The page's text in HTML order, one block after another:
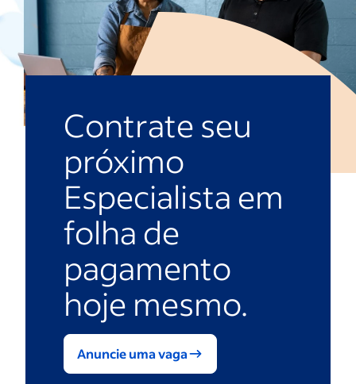
Contrate seu
próximo
Especialista em
folha de
pagamento
hoje mesmo.
Anuncie uma vaga